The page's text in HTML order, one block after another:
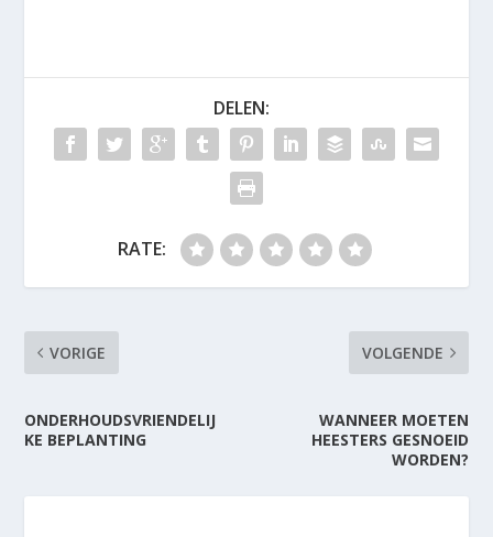
DELEN:
RATE:
VORIGE
ONDERHOUDSVRIENDELIJ
KE BEPLANTING
VOLGENDE
WANNEER MOETEN
HEESTERS GESNOEID
WORDEN?